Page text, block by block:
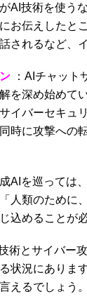
AI技術を使う
お伝えしたと
されるなど、
：AIチャッ
を深め始めて
イバーセキュ
時に攻撃への
AIを巡っては
人類のために
込めることが
術とサイバー
状況にありま
えるでしょう。